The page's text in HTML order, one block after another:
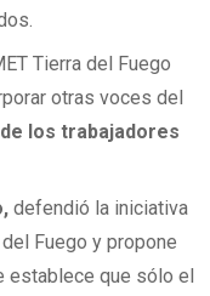
Tierra del Fuego
otras voces del
los trabajadores
defendió la iniciativa
Fuego y propone
establece que sólo el